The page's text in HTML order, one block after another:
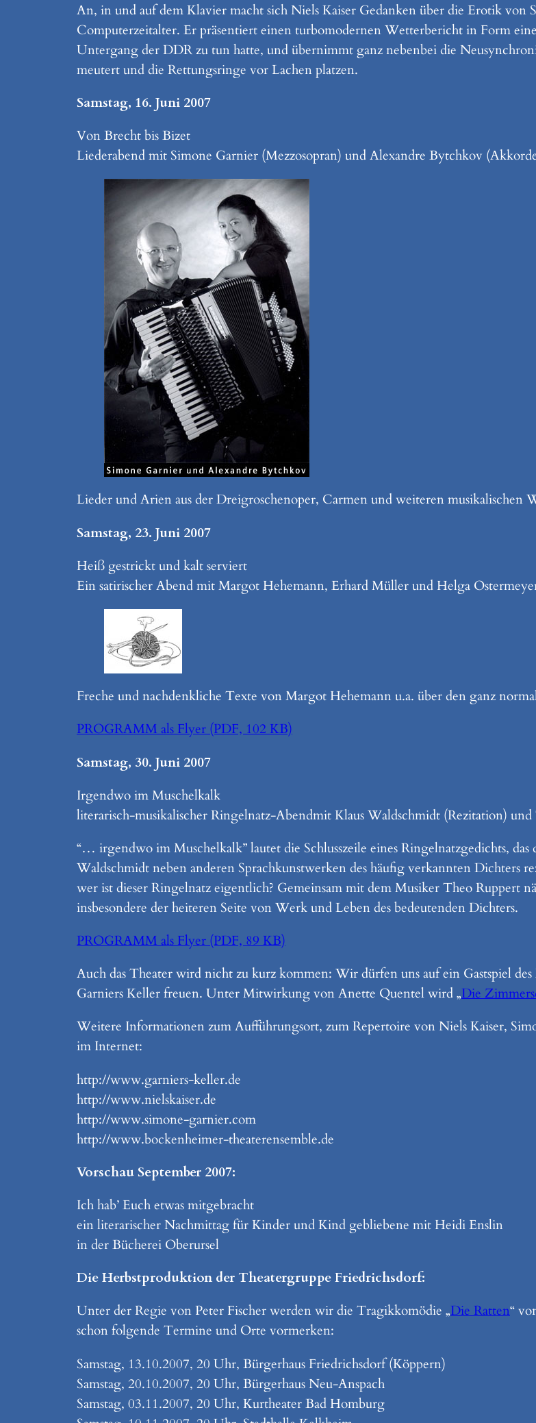
An, in und auf dem Klavier macht sich Niels Kaiser Gedanken über die Erotik von
Computerzeitalter. Er präsentiert einen turbomodernen Wetterbericht in Form
Untergang der DDR zu tun hatte, und übernimmt ganz nebenbei die
meutert und die Rettungsringe vor Lachen platzen.
Samstag, 16. Juni 2007
Von Brecht bis Bizet
Liederabend mit Simone Garnier (Mezzosopran) und Alexandre Bytchkov
Lieder und Arien aus der Dreigroschenoper, Carmen und weiteren
Samstag, 23. Juni 2007
Heiß gestrickt und kalt serviert
Ein satirischer Abend mit Margot Hehemann, Erhard Müller und Helga
Freche und nachdenkliche Texte von Margot Hehemann u.a. über den ganz
PROGRAMM als Flyer (PDF, 102 KB)
Samstag, 30. Juni 2007
Irgendwo im Muschelkalk
literarisch-musikalischer Ringelnatz-Abendmit Klaus Waldschmidt (Rezitation)
“… irgendwo im Muschelkalk” lautet die Schlusszeile eines Ringelnatzgedichts,
Waldschmidt neben anderen Sprachkunstwerken des häufig verkannten Dichters
wer ist dieser Ringelnatz eigentlich? Gemeinsam mit dem Musiker Theo Ruppert
insbesondere der heiteren Seite von Werk und Leben des bedeutenden Dichters.
PROGRAMM als Flyer (PDF, 89 KB)
Auch das Theater wird nicht zu kurz kommen: Wir dürfen uns auf ein Gastspiel
Garniers Keller freuen. Unter Mitwirkung von Anette Quentel wird „Die
Weitere Informationen zum Aufführungsort, zum Repertoire von Niels Kaiser,
im Internet:
http://www.garniers-keller.de
http://www.nielskaiser.de
http://www.simone-garnier.com
http://www.bockenheimer-theaterensemble.de
Vorschau September 2007:
Ich hab’ Euch etwas mitgebracht
ein literarischer Nachmittag für Kinder und Kind gebliebene mit Heidi Enslin
in der Bücherei Oberursel
Die Herbstproduktion der Theatergruppe Friedrichsdorf:
Unter der Regie von Peter Fischer werden wir die Tragikkomödie „Die Ratten“
schon folgende Termine und Orte vormerken:
Samstag, 13.10.2007, 20 Uhr, Bürgerhaus Friedrichsdorf (Köppern)
Samstag, 20.10.2007, 20 Uhr, Bürgerhaus Neu-Anspach
Samstag, 03.11.2007, 20 Uhr, Kurtheater Bad Homburg